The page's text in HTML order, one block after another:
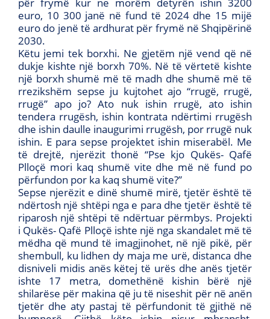
euro, 10 300 janë në fund të 2024 dhe 15 mijë
euro do jenë të ardhurat për frymë në Shqipërinë
2030.
Këtu jemi tek borxhi. Ne gjetëm një vend që në
dukje kishte një borxh 70%. Në të vërtetë kishte
një borxh shumë më të madh dhe shumë më të
rrezikshëm sepse ju kujtohet ajo “rrugë, rrugë,
rrugë” apo jo? Ato nuk ishin rrugë, ato ishin
tendera rrugësh, ishin kontrata ndërtimi rrugësh
dhe ishin daulle inaugurimi rrugësh, por rrugë nuk
ishin. E para sepse projektet ishin miserabël. Me
të drejtë, njerëzit thonë “Pse kjo Qukës- Qafë
Plloçë mori kaq shumë vite dhe më në fund po
përfundon por ka kaq shumë vite?”
Sepse njerëzit e dinë shumë mirë, tjetër është të
ndërtosh një shtëpi nga e para dhe tjetër është të
riparosh një shtëpi të ndërtuar përmbys. Projekti
i Qukës- Qafë Plloçë ishte një nga skandalet më të
mëdha që mund të imagjinohet, në një pikë, për
shembull, ku lidhen dy maja me urë, distanca dhe
disniveli midis anës këtej të urës dhe anës tjetër
ishte 17 metra, domethënë kishin bërë një
shilarëse për makina që ju të niseshit për në anën
tjetër dhe aty pastaj të përfundonit të gjithë në